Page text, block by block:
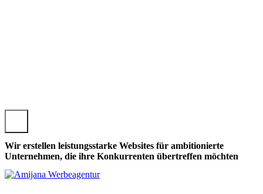
Wir erstellen leistungsstarke Websites für ambitionierte
Unternehmen, die ihre Konkurrenten übertreffen möchten